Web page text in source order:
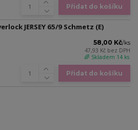
Přidat do košíku
JERSEY 65/9 Schmetz (E)
58,00 Kč/ks
47,93 Kč bez DPH
🌈 Skladem 14 ks
Přidat do košíku